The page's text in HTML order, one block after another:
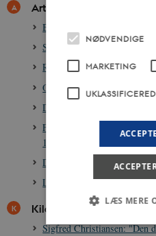
Artikler
Bodil Koch, 1903-1972
Socialistisk Folkeparti (SF)
Rødstrømperne og den nye
Organisationen til
Dansk miljøpolitik, 1970-1993
Fodnotepolitikken og det
1982-1988
Den danske elsektor frem til
Lesbisk Bevægelse 1974 til
Kilder
Sigfred Christiansen: "Den
NØDVENDIGE
MARKETING
LÆS MERE